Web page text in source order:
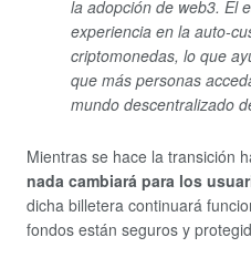
la adopción de web3. El
experiencia en la auto-
criptomonedas, lo que
que más personas
mundo descentralizado
Mientras se hace la transición
nada cambiará para los
dicha billetera continuará
fondos están seguros y